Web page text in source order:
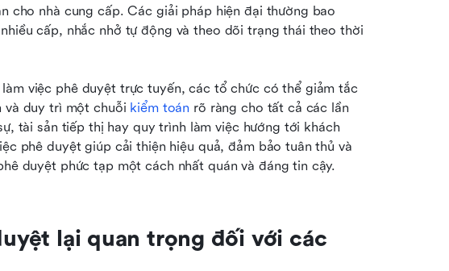
cho nhà cung cấp. Các giải pháp hiện đại thường bao
cấp, nhắc nhở tự động và theo dõi trạng thái theo thời
việc phê duyệt trực tuyến, các tổ chức có thể giảm tắc
và duy trì một chuỗi kiểm toán rõ ràng cho tất cả các lần
tài sản tiếp thị hay quy trình làm việc hướng tới khách
phê duyệt giúp cải thiện hiệu quả, đảm bảo tuân thủ và
duyệt phức tạp một cách nhất quán và đáng tin cậy.
lại quan trọng đối với các